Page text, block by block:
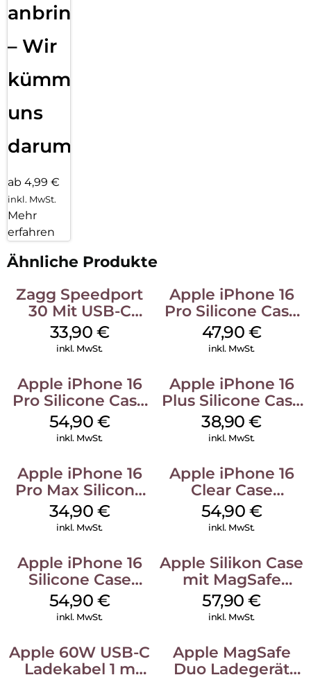
anbringen
– Wir
kümmern
uns
darum!
ab 4,99 €
inkl. MwSt.
Mehr
erfahren
Ähnliche Produkte
Zagg Speedport
30 Mit USB-C
Kabel Weiß
33,90 €
inkl. MwSt.
Apple iPhone 16
Pro Silicone Case
MagSafe Denim
47,90 €
inkl. MwSt.
Apple iPhone 16
Pro Silicone Case
MagSafe Black
54,90 €
inkl. MwSt.
Apple iPhone 16
Plus Silicone Case
MagSafe Denim
38,90€
inkl. MwSt.
Apple iPhone 16
Pro Max Silicone
Case MagSafe
Denim
34,90 €
inkl. MwSt.
Apple iPhone 16
Clear Case
MagSafe
Transparent
54,90 €
inkl. MwSt.
Apple iPhone 16
Silicone Case
MagSafe Black
54,90 €
inkl. MwSt.
Apple Silikon Case
mit MagSafe
iPhone 14 Pro
(PRODUCT)RED
57,90€
inkl. MwSt.
Apple 60W USB-C
Ladekabel 1 m
Apple MagSafe
Duo Ladegerät